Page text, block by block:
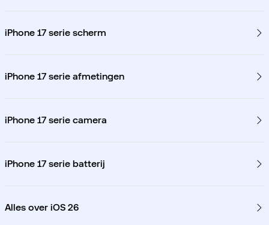
iPhone 17 serie scherm
iPhone 17 serie afmetingen
iPhone 17 serie camera
iPhone 17 serie batterij
Alles over iOS 26